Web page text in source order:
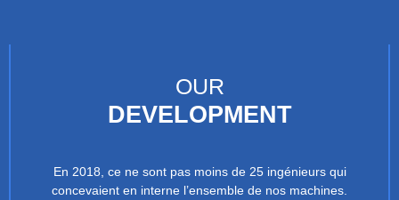
OUR
DEVELOPMENT
En 2018, ce ne sont pas moins de 25 ingénieurs qui
concevaient en interne l’ensemble de nos machines.